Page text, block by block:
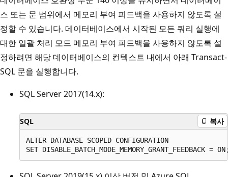
스 또는 문 범위에서 메모리 부여 피드백을 사용하지 않도록 설
정할 수 있습니다. 데이터베이스에서 시작된 모든 쿼리 실행에
대한 일괄 처리 모드 메모리 부여 피드백을 사용하지 않도록 설
정하려면 해당 데이터베이스의 컨텍스트 내에서 아래 Transact-
SQL 문을 실행합니다.
SQL Server 2017(14.x):
SQL 복사
ALTER DATABASE SCOPED CONFIGURATION